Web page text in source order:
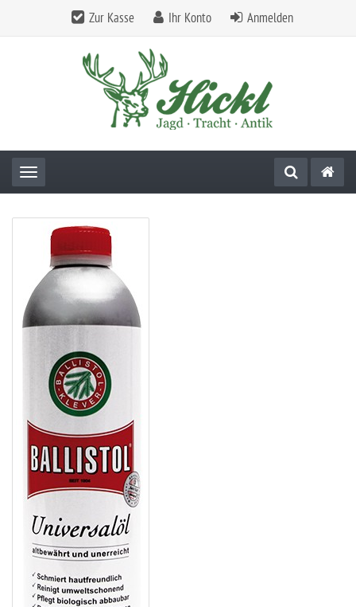
Zur Kasse Ihr Konto Anmelden
Toggle navigation